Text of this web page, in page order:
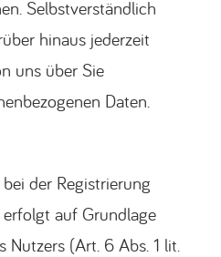
Selbstverständlich
hinaus jederzeit
uns über Sie
Daten.
der Registrierung
auf Grundlage
Nutzers (Art. 6 Abs. 1 lit.